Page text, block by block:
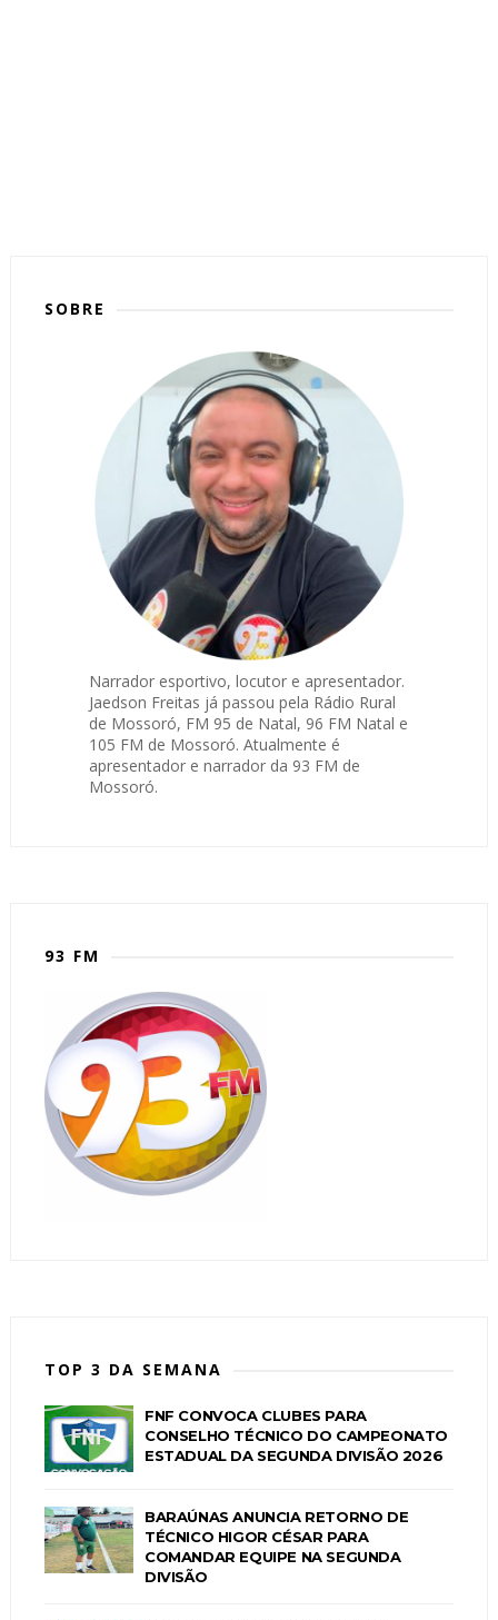
SOBRE
Narrador esportivo, locutor e apresentador.
Jaedson Freitas já passou pela Rádio Rural
de Mossoró, FM 95 de Natal, 96 FM Natal e
105 FM de Mossoró. Atualmente é
apresentador e narrador da 93 FM de
Mossoró.
93 FM
TOP 3 DA SEMANA
FNF CONVOCA CLUBES PARA
CONSELHO TÉCNICO DO CAMPEONATO
ESTADUAL DA SEGUNDA DIVISÃO 2026
BARAÚNAS ANUNCIA RETORNO DE
TÉCNICO HIGOR CÉSAR PARA
COMANDAR EQUIPE NA SEGUNDA
DIVISÃO